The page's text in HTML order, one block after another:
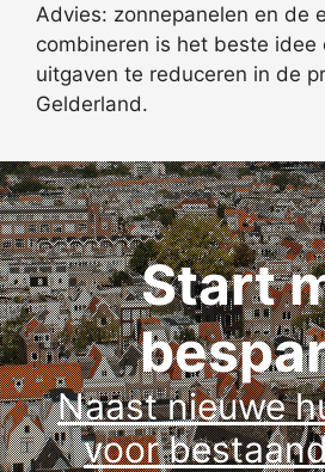
Advies: zonnepanelen en de
combineren is het beste idee
uitgaven te reduceren in de
Gelderland.
Start
Naast nieuwe
voor